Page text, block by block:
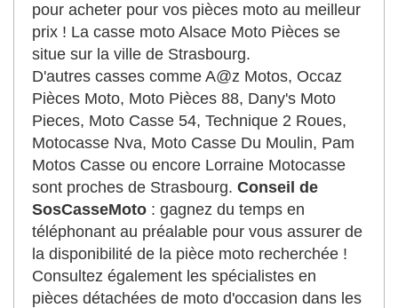
pour acheter pour vos pièces moto au meilleur
prix ! La casse moto Alsace Moto Pièces se
situe sur la ville de Strasbourg.
D'autres casses comme A@z Motos, Occaz
Pièces Moto, Moto Pièces 88, Dany's Moto
Pieces, Moto Casse 54, Technique 2 Roues,
Motocasse Nva, Moto Casse Du Moulin, Pam
Motos Casse ou encore Lorraine Motocasse
sont proches de Strasbourg. Conseil de
SosCasseMoto : gagnez du temps en
téléphonant au préalable pour vous assurer de
la disponibilité de la pièce moto recherchée !
Consultez également les spécialistes en
pièces détachées de moto d'occasion dans les